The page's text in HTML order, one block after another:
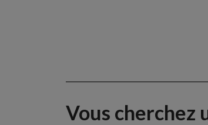
Vous cherchez